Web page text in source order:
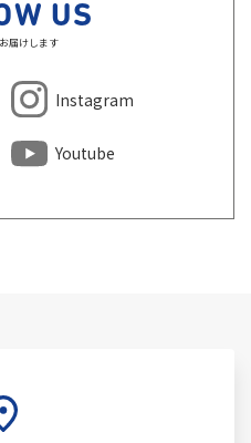
US
届けします
Instagram
Youtube